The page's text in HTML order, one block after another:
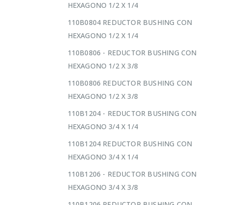
HEXAGONO 1/2 X 1/4
110B0804 REDUCTOR BUSHING CON
HEXAGONO 1/2 X 1/4
110B0806 - REDUCTOR BUSHING CON
HEXAGONO 1/2 X 3/8
110B0806 REDUCTOR BUSHING CON
HEXAGONO 1/2 X 3/8
110B1204 - REDUCTOR BUSHING CON
HEXAGONO 3/4 X 1/4
110B1204 REDUCTOR BUSHING CON
HEXAGONO 3/4 X 1/4
110B1206 - REDUCTOR BUSHING CON
HEXAGONO 3/4 X 3/8